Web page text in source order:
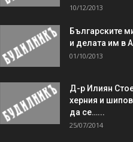
10/12/2013
Българските
и делата им в
01/10/2013
Д-р Илиян
херния и
да се…...
25/07/2014